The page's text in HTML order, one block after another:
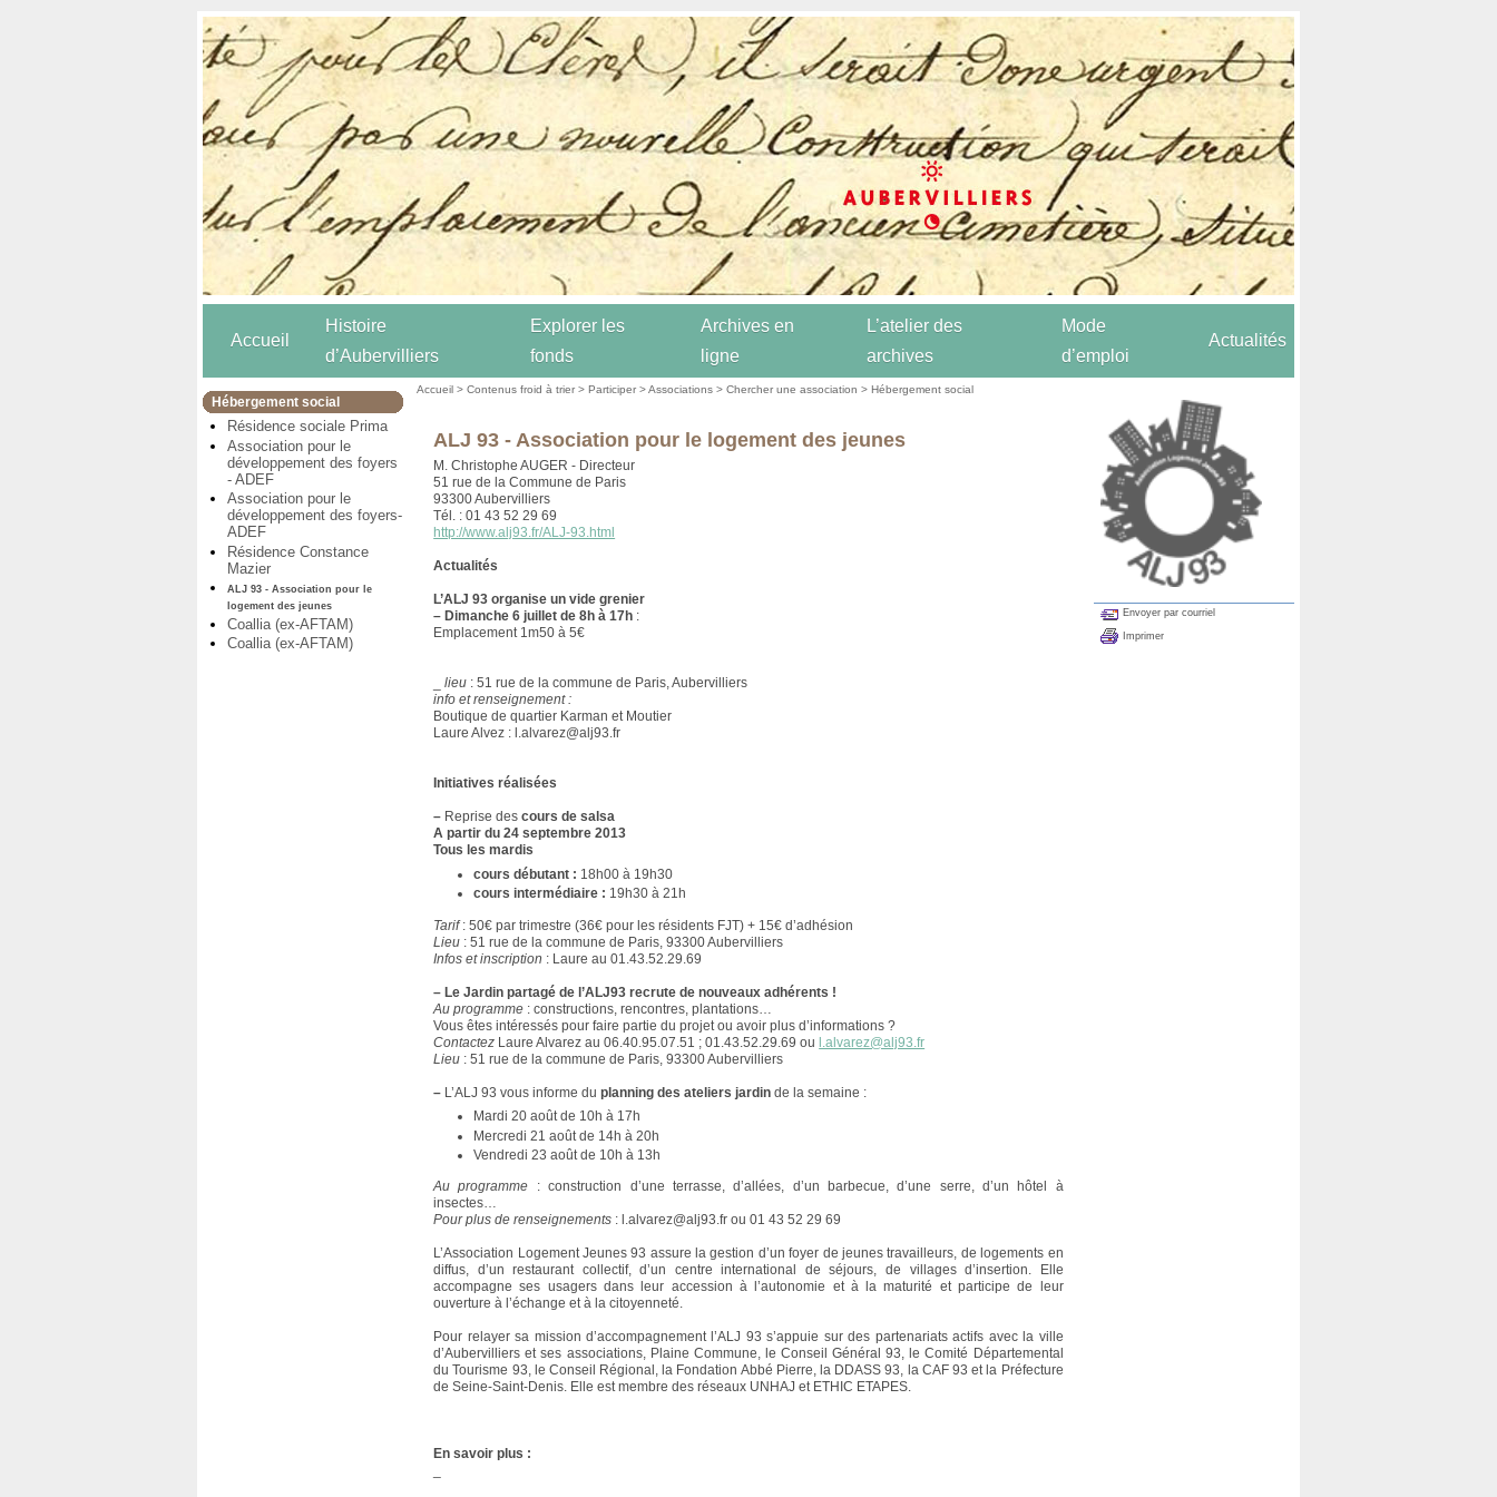
Accueil
Histoire
d’Aubervilliers
Explorer les
fonds
Archives en
ligne
L’atelier des
archives
Mode
d’emploi
Actualités
Hébergement social
Résidence sociale Prima
Association pour le
développement des foyers
- ADEF
Association pour le
développement des foyers-
ADEF
Résidence Constance
Mazier
ALJ 93 - Association pour le
logement des jeunes
Coallia (ex-AFTAM)
Coallia (ex-AFTAM)
Accueil >Contenus froid à trier >Participer >Associations >Chercher une association >Hébergement social
ALJ 93 - Association pour le logement des jeunes
M. Christophe AUGER - Directeur
51 rue de la Commune de Paris
93300 Aubervilliers
Tél. : 01 43 52 29 69
http://www.alj93.fr/ALJ-93.html
Actualités
L’ALJ 93 organise un vide grenier
– Dimanche 6 juillet de 8h à 17h :
Emplacement 1m50 à 5€
_lieu : 51 rue de la commune de Paris, Aubervilliers
info et renseignement :
Boutique de quartier Karman et Moutier
Laure Alvez : l.alvarez@alj93.fr
Initiatives réalisées
– Reprise descours de salsa
A partir du 24 septembre 2013
Tous les mardis
cours débutant : 18h00 à 19h30
cours intermédiaire : 19h30 à 21h
Tarif: 50€ par trimestre (36€ pour les résidents FJT) + 15€ d’adhésion
Lieu : 51 rue de la commune de Paris, 93300 Aubervilliers
Infos et inscription : Laure au 01.43.52.29.69
– Le Jardin partagé de l’ALJ93 recrute de nouveaux adhérents !
Au programme : constructions, rencontres, plantations…
Vous êtes intéressés pour faire partie du projet ou avoir plus d’informations ?
Contactez Laure Alvarez au 06.40.95.07.51 ; 01.43.52.29.69 oul.alvarez@alj93.fr
Lieu : 51 rue de la commune de Paris, 93300 Aubervilliers
– L’ALJ 93 vous informe duplanning des ateliers jardin de la semaine :
Mardi 20 août de 10h à 17h
Mercredi 21 août de 14h à 20h
Vendredi 23 août de 10h à 13h
Au programme : construction d’une terrasse, d’allées, d’un barbecue, d’une serre, d’un hôtel à
insectes…
Pour plus de renseignements : l.alvarez@alj93.fr ou 01 43 52 29 69
L’Association Logement Jeunes 93 assure la gestion d’un foyer de jeunes travailleurs, de logements en
diffus, d’un restaurant collectif, d’un centre international de séjours, de villages d’insertion. Elle
accompagne ses usagers dans leur accession à l’autonomie et à la maturité et participe de leur
ouverture à l’échange et à la citoyenneté.
Pour relayer sa mission d’accompagnement l’ALJ 93 s’appuie sur des partenariats actifs avec la ville
d’Aubervilliers et ses associations, Plaine Commune, le Conseil Général 93, le Comité Départemental
du Tourisme 93, le Conseil Régional, la Fondation Abbé Pierre, la DDASS 93, la CAF 93 et la Préfecture
de Seine-Saint-Denis. Elle est membre des réseaux UNHAJ et ETHIC ETAPES.
En savoir plus :
Envoyer par courriel
Imprimer